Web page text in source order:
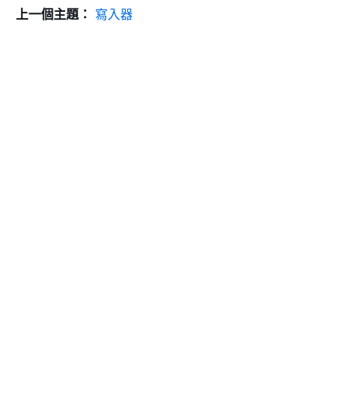
上一個主題： 寫入器